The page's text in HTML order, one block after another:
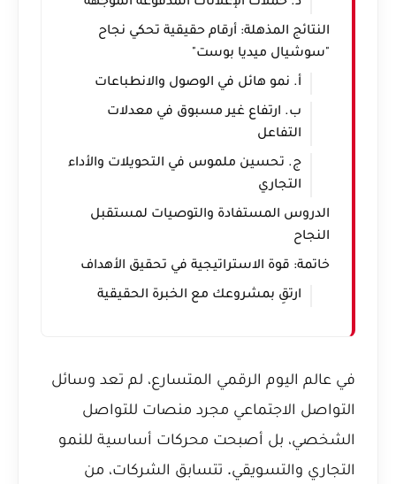
النتائج المذهلة: أرقام حقيقية تحكي نجاح
"سوشيال ميديا بوست"
أ. نمو هائل في الوصول والانطباعات
ب. ارتفاع غير مسبوق في معدلات
التفاعل
ج. تحسين ملموس في التحويلات والأداء
التجاري
الدروس المستفادة والتوصيات لمستقبل
النجاح
خاتمة: قوة الاستراتيجية في تحقيق الأهداف
ارتقِ بمشروعك مع الخبرة الحقيقية
في عالم اليوم الرقمي المتسارع، لم تعد وسائل
التواصل الاجتماعي مجرد منصات للتواصل
الشخصي، بل أصبحت محركات أساسية للنمو
التجاري والتسويقي. تتسابق الشركات، من